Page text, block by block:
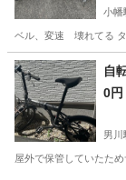
小幡
ベル、変速 壊れてる タ
愛知 名古屋市
自
0円
男川
屋外で保管していたた